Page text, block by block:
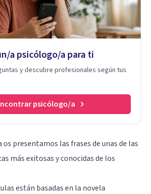
a psicólogo/a para ti
y descubre profesionales según tus
psicólogo/a
os presentamos las frases de unas de las
más exitosas y conocidas de los
están basadas en la novela